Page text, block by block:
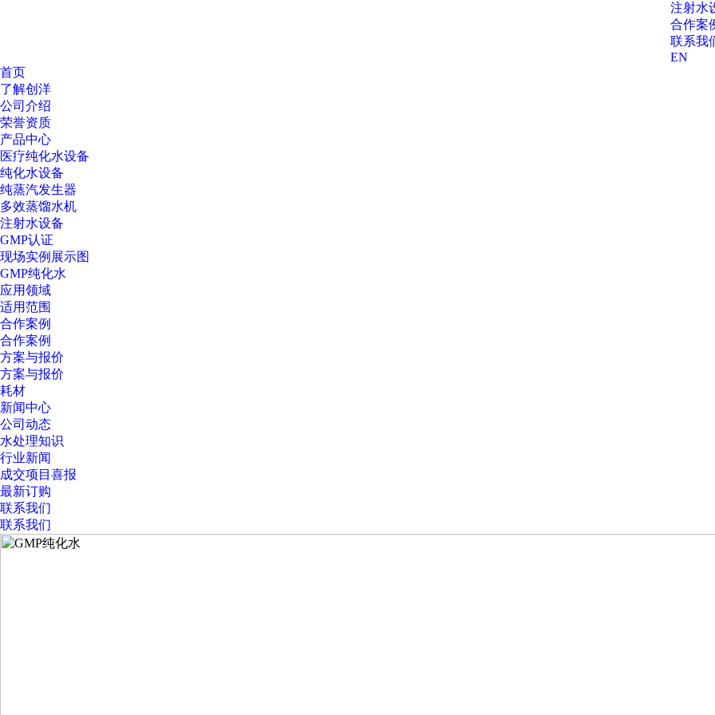
注射水
合作案
联系我
EN
首页
了解创洋
公司介绍
荣誉资质
产品中心
医疗纯化水设备
纯化水设备
纯蒸汽发生器
多效蒸馏水机
注射水设备
GMP认证
现场实例展示图
GMP纯化水
应用领域
适用范围
合作案例
合作案例
方案与报价
方案与报价
耗材
新闻中心
公司动态
水处理知识
行业新闻
成交项目喜报
最新订购
联系我们
联系我们